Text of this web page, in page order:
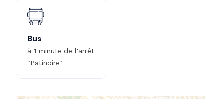
Bus
à 1 minute de l'arrêt
"Patinoire"